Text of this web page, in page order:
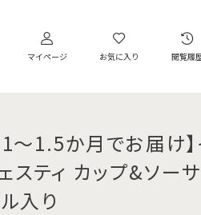
マイページ お気に入り 閲覧履
～1.5か月でお届け】
スティ カップ&ソー
入り